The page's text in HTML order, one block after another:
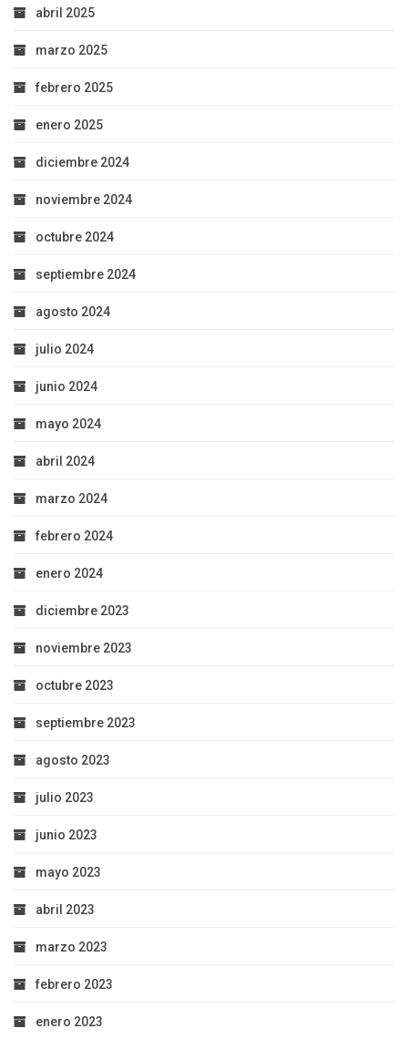
abril 2025
marzo 2025
febrero 2025
enero 2025
diciembre 2024
noviembre 2024
octubre 2024
septiembre 2024
agosto 2024
julio 2024
junio 2024
mayo 2024
abril 2024
marzo 2024
febrero 2024
enero 2024
diciembre 2023
noviembre 2023
octubre 2023
septiembre 2023
agosto 2023
julio 2023
junio 2023
mayo 2023
abril 2023
marzo 2023
febrero 2023
enero 2023